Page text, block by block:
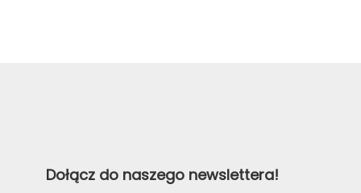
Dołącz do naszego newslettera!